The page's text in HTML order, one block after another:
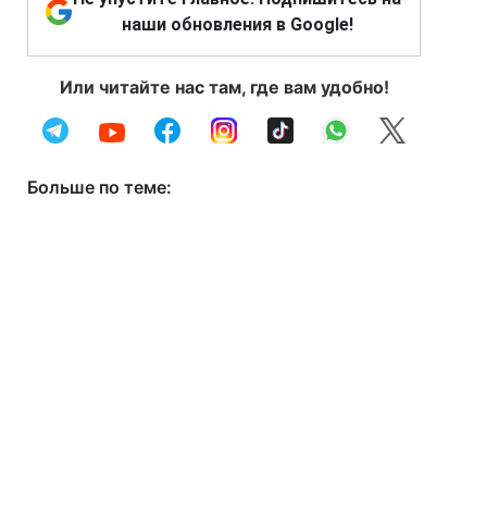
наши обновления в Google!
Или читайте нас там, где вам удобно!
Больше по теме: